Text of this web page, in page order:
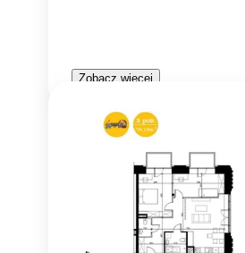
Zobacz więcej